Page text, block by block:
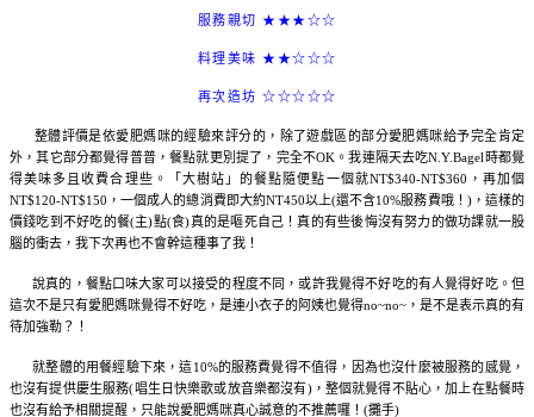
服務親切 ★★★☆☆
料理美味 ★★☆☆☆
再次造坊 ☆☆☆☆☆
整體評價是依愛肥媽咪的經驗來評分的，除了遊戲區的部分愛肥媽咪給予完全肯定
外，其它部分都覺得普普，餐點就更別提了，完全不OK。我連隔天去吃N.Y.Bagel時都覺
得美味多且收費合理些。「大樹站」的餐點隨便點一個就NT$340-NT$360，再加個
NT$120-NT$150，一個成人的總消費即大約NT450以上(還不含10%服務費哦！)，這樣的
價錢吃到不好吃的餐(主)點(食)真的是嘔死自己！真的有些後悔沒有努力的做功課就一股
腦的衝去，我下次再也不會幹這種事了我！
說真的，餐點口味大家可以接受的程度不同，或許我覺得不好吃的有人覺得好吃。但
這次不是只有愛肥媽咪覺得不好吃，是連小衣子的阿姨也覺得no~no~，是不是表示真的有
待加強勒？！
就整體的用餐經驗下來，這10%的服務費覺得不值得，因為也沒什麼被服務的感覺，
也沒有提供慶生服務(唱生日快樂歌或放音樂都沒有)，整個就覺得不貼心，加上在點餐時
也沒有給予相關提醒，只能說愛肥媽咪真心誠意的不推薦囉！(攤手)